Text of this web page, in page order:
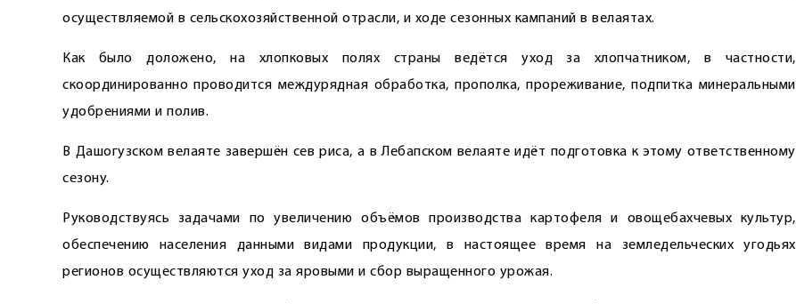
осуществляемой в сельскохозяйственной отрасли, и ходе сезонных кампаний в велаятах.
Как было доложено, на хлопковых полях страны ведётся уход за хлопчатником, в частности,
скоординированно проводится междурядная обработка, прополка, прореживание, подпитка минеральными
удобрениями и полив.
В Дашогузском велаяте завершён сев риса, а в Лебапском велаяте идёт подготовка к этому ответственному
сезону.
Руководствуясь задачами по увеличению объёмов производства картофеля и овощебахчевых культур,
обеспечению населения данными видами продукции, в настоящее время на земледельческих угодьях
регионов осуществляются уход за яровыми и сбор выращенного урожая.